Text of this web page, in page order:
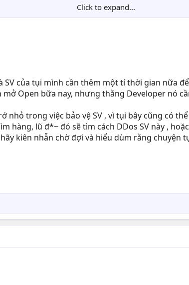
Click to expand...
của tụi mình cần thêm một tí thời gian nữa
Open bữa nay, nhưng thằng Developer nó
nhỏ trong việc bảo vệ SV , vì tụi bây cũng có
hàng, lũ đ*~ đó sẽ tìm cách DDos SV này ,
kiên nhẫn chờ đợi và hiểu dùm rằng chuyện